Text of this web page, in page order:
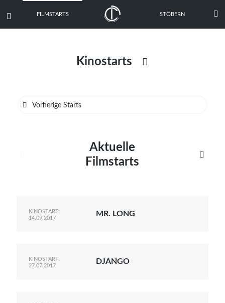
 FILMSTARTS STÖBERN 
Kinostarts 
 Vorherige Starts
Aktuelle
Filmstarts

KINOSTART:
14.09.2017
MR. LONG
KINOSTART:
27.07.2017
DJANGO